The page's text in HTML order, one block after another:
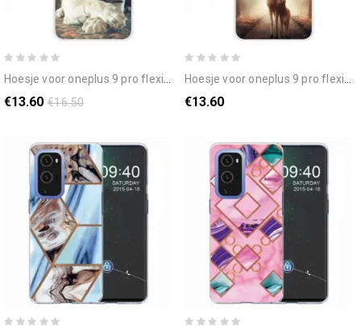
hoesje voor oneplus 9 pro flexibele tijger
€13.60 €16.50
hoesje voor oneplus 9 pro flexibele herten
€13.60